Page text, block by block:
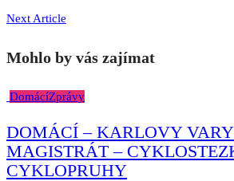
Next Article
Mohlo by vás zajímat
DomácíZprávy
DOMÁCÍ – KARLOVY
MAGISTRÁT –
CYKLOPRUHY